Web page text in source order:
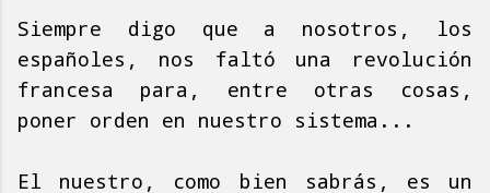
Siempre digo que a nosotros, los
españoles, nos faltó una revolución
francesa para, entre otras cosas,
poner orden en nuestro sistema...
El nuestro, como bien sabrás, es un